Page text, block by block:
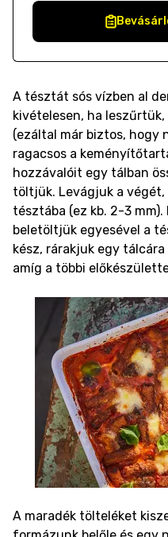
A tésztát sós vízben al
kivételesen, ha
(ezáltal már biztos, hogy
ragacsos a
hozzávalóit egy tálban
töltjük. Levágjuk a
tésztába (ez kb. 2-3
beletöltjük egyesével a
kész, rárakjuk egy
amíg a többi
A maradék tölteléket